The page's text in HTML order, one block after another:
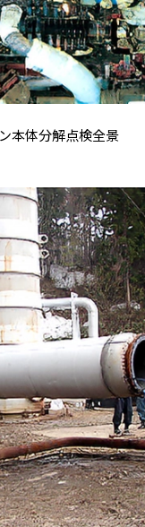
本体分解点検全景